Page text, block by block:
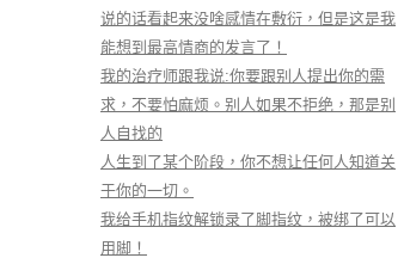
说的话看起来没啥感情在敷衍，但是这是我
能想到最高情商的发言了！
我的治疗师跟我说:你要跟别人提出你的需
求，不要怕麻烦。别人如果不拒绝，那是别
人自找的
人生到了某个阶段，你不想让任何人知道关
于你的一切。
我给手机指纹解锁录了脚指纹，被绑了可以
用脚！